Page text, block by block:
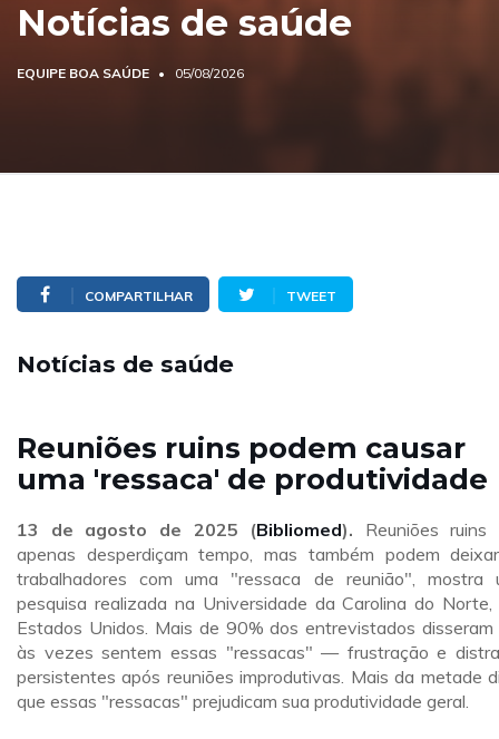
Notícias de saúde
EQUIPE BOA SAÚDE 05/08/2026
COMPARTILHAR TWEET
Notícias de saúde
Reuniões ruins podem causar
uma 'ressaca' de produtividade
13 de agosto de 2025 (Bibliomed). Reuniões ruins
apenas desperdiçam tempo, mas também podem
trabalhadores com uma "ressaca de reunião", mostra
pesquisa realizada na Universidade da Carolina do Norte,
Estados Unidos. Mais de 90% dos entrevistados disseram
às vezes sentem essas "ressacas" — frustração e
persistentes após reuniões improdutivas. Mais da metade
que essas "ressacas" prejudicam sua produtividade geral.